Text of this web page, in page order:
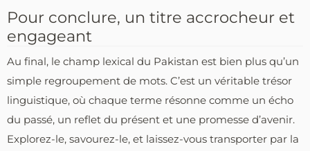
Pour conclure, un titre accrocheur et
engageant
Au final, le champ lexical du Pakistan est bien plus qu’un
simple regroupement de mots. C’est un véritable trésor
linguistique, où chaque terme résonne comme un écho
du passé, un reflet du présent et une promesse d’avenir.
Explorez-le, savourez-le, et laissez-vous transporter par la